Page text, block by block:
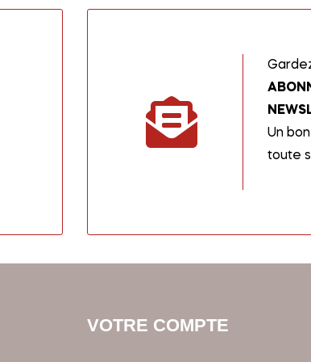
Un
toute
VOTRE COMPTE